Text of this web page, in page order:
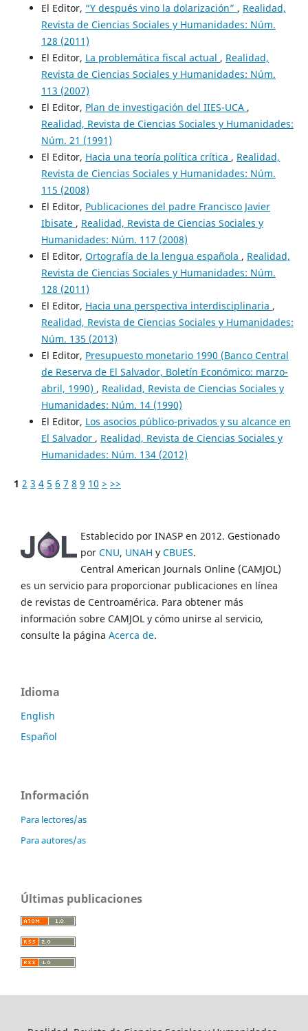
El Editor, “Y después vino la dolarización” , Realidad,
Revista de Ciencias Sociales y Humanidades: Núm.
128 (2011)
El Editor, La problemática fiscal actual , Realidad,
Revista de Ciencias Sociales y Humanidades: Núm.
113 (2007)
El Editor, Plan de investigación del IIES-UCA ,
Realidad, Revista de Ciencias Sociales y Humanidades:
Núm. 21 (1991)
El Editor, Hacia una teoría política crítica , Realidad,
Revista de Ciencias Sociales y Humanidades: Núm.
115 (2008)
El Editor, Publicaciones del padre Francisco Javier
Ibisate , Realidad, Revista de Ciencias Sociales y
Humanidades: Núm. 117 (2008)
El Editor, Ortografía de la lengua española , Realidad,
Revista de Ciencias Sociales y Humanidades: Núm.
128 (2011)
El Editor, Hacia una perspectiva interdisciplinaria ,
Realidad, Revista de Ciencias Sociales y Humanidades:
Núm. 135 (2013)
El Editor, Presupuesto monetario 1990 (Banco Central
de Reserva de El Salvador, Boletín Económico: marzo-
abril, 1990) , Realidad, Revista de Ciencias Sociales y
Humanidades: Núm. 14 (1990)
El Editor, Los asocios público-privados y su alcance en
El Salvador , Realidad, Revista de Ciencias Sociales y
Humanidades: Núm. 134 (2012)
1 2 3 4 5 6 7 8 9 10 > >>
Establecido por INASP en 2012. Gestionado
por CNU, UNAH y CBUES.
Central American Journals Online (CAMJOL)
es un servicio para proporcionar publicaciones en línea
de revistas de Centroamérica. Para obtener más
información sobre CAMJOL y cómo unirse al servicio,
consulte la página Acerca de.
Idioma
English
Español
Información
Para lectores/as
Para autores/as
Últimas publicaciones